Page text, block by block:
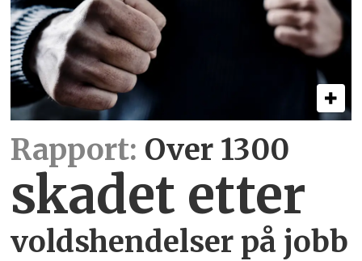
Rapport: Over 1300
skadet etter
voldshendelser på jobb